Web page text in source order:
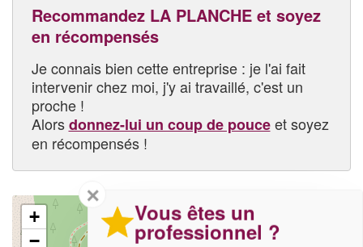
Recommandez LA PLANCHE et soyez
en récompensés
Je connais bien cette entreprise : je l'ai fait
intervenir chez moi, j'y ai travaillé, c'est un
proche !
Alorsdonnez-lui un coup de pouceet soyez
en récompensés !
+
−
✕
Vous êtes un
professionnel ?